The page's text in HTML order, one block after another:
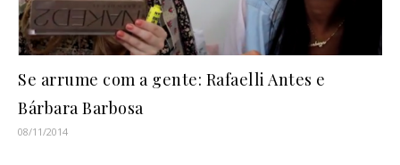
Se arrume com a gente: Rafaelli Antes e
Bárbara Barbosa
08/11/2014